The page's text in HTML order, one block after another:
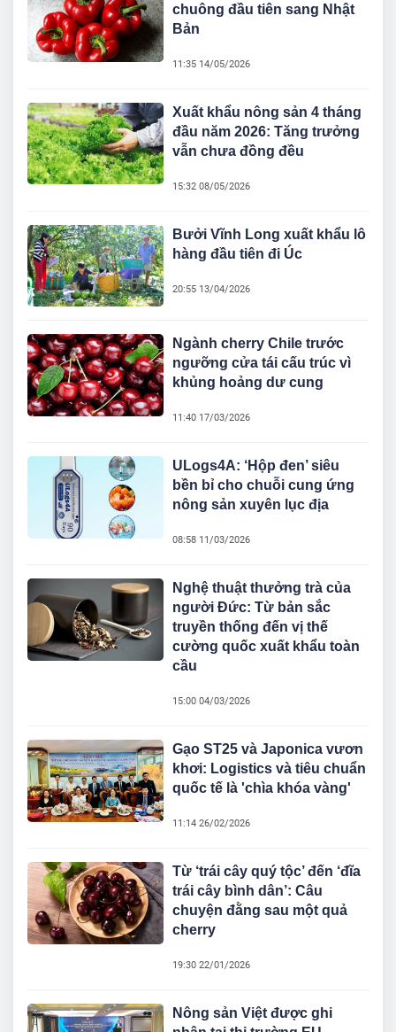
chuông đầu tiên sang Nhật
Bản
11:35 14/05/2026
Xuất khẩu nông sản 4 tháng
đầu năm 2026: Tăng trưởng
vẫn chưa đồng đều
15:32 08/05/2026
Bưởi Vĩnh Long xuất khẩu lô
hàng đầu tiên đi Úc
20:55 13/04/2026
Ngành cherry Chile trước
ngưỡng cửa tái cấu trúc vì
khủng hoảng dư cung
11:40 17/03/2026
ULogs4A: ‘Hộp đen’ siêu
bền bỉ cho chuỗi cung ứng
nông sản xuyên lục địa
08:58 11/03/2026
Nghệ thuật thưởng trà của
người Đức: Từ bản sắc
truyền thống đến vị thế
cường quốc xuất khẩu toàn
cầu
15:00 04/03/2026
Gạo ST25 và Japonica vươn
khơi: Logistics và tiêu chuẩn
quốc tế là 'chìa khóa vàng'
11:14 26/02/2026
Từ ‘trái cây quý tộc’ đến ‘đĩa
trái cây bình dân’: Câu
chuyện đằng sau một quả
cherry
19:30 22/01/2026
Nông sản Việt được ghi